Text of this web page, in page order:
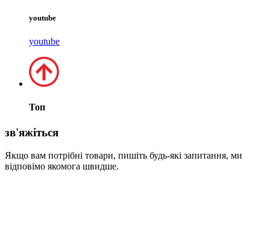
youtube
youtube
Топ
зв'яжіться
Якщо вам потрібні товари, пишіть будь-які запитання, ми
відповімо якомога швидше.